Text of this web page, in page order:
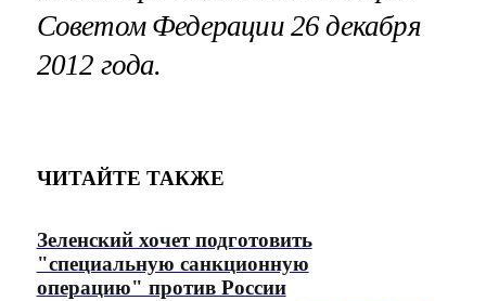
Советом Федерации 26 декабря
2012 года.
ЧИТАЙТЕ ТАКЖЕ
Зеленский хочет подготовить
"специальную санкционную
операцию" против России